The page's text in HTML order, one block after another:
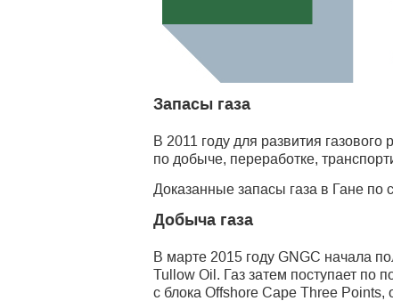
Запасы газа
В 2011 году для развития
по добыче, переработке,
Доказанные запасы газа в Гане по
Добыча газа
В марте 2015 году GNGC начала
Tullow Oil. Газ затем поступает по
с блока Offshore Cape Three Points,